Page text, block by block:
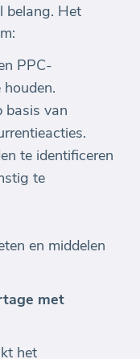
belang. Het
PPC-
basis van
te identificeren
te
en middelen
met
het